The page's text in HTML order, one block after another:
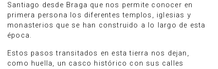
Santiago desde Braga que nos permite conocer en
primera persona los diferentes templos, iglesias y
monasterios que se han construido a lo largo de esta
época.
Estos pasos transitados en esta tierra nos dejan,
como huella, un casco histórico con sus calles